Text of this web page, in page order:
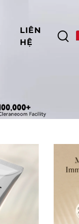
LIÊN
HỆ